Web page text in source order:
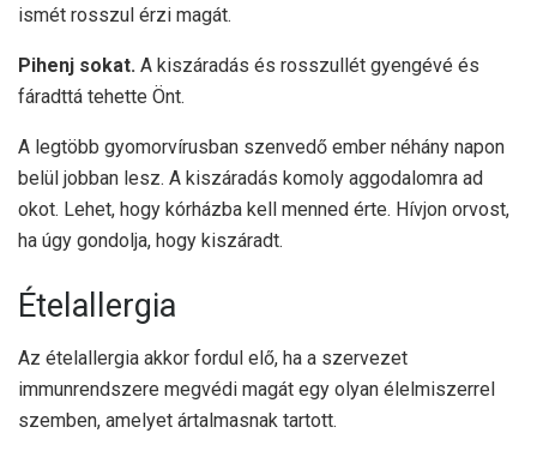
ismét rosszul érzi magát.
Pihenj sokat. A kiszáradás és rosszullét gyengévé és
fáradttá tehette Önt.
A legtöbb gyomorvírusban szenvedő ember néhány napon
belül jobban lesz. A kiszáradás komoly aggodalomra ad
okot. Lehet, hogy kórházba kell menned érte. Hívjon orvost,
ha úgy gondolja, hogy kiszáradt.
Ételallergia
Az ételallergia akkor fordul elő, ha a szervezet
immunrendszere megvédi magát egy olyan élelmiszerrel
szemben, amelyet ártalmasnak tartott.